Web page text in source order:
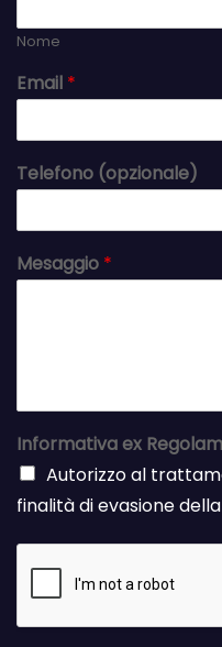
Nome
Email *
Telefono (opzionale)
Mesaggio *
Informativa ex
Autorizzo al
finalità di evasione